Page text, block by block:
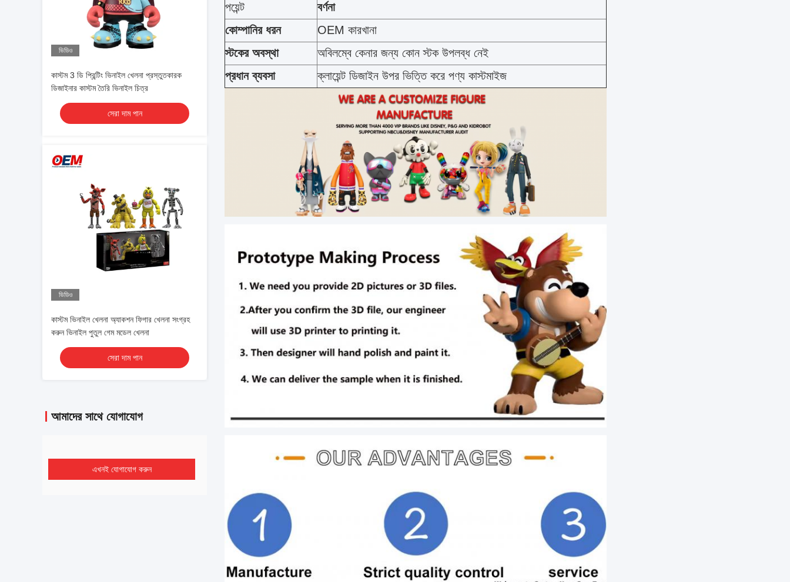
ভিডিও
কাস্টম 3 ডি প্রিন্টিং ভিনাইল খেলনা প্রস্তুতকারক
ডিজাইনার কাস্টম তৈরি ভিনাইল চিত্র
সেরা দাম পান
ভিডিও
কাস্টম ভিনাইল খেলনা অ্যাকশন ফিগার খেলনা সংগ্রহ
করুন ভিনাইল পুতুল গেম মডেল খেলনা
সেরা দাম পান
আমাদের সাথে যোগাযোগ
এখনই যোগাযোগ করুন
পয়েন্ট
বর্ণনা
কোম্পানির ধরন
OEM কারখানা
স্টকের অবস্থা
অবিলম্বে কেনার জন্য কোন স্টক উপলব্ধ নেই
প্রধান ব্যবসা
ক্লায়েন্ট ডিজাইন উপর ভিত্তি করে পণ্য কাস্টমাইজ